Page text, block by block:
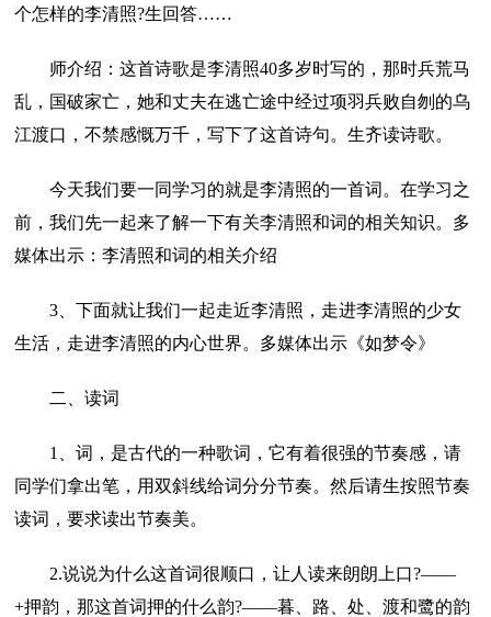
个怎样的李清照?生回答……
师介绍：这首诗歌是李清照40多岁时写的，那时兵荒马
乱，国破家亡，她和丈夫在逃亡途中经过项羽兵败自刎的乌
江渡口，不禁感慨万千，写下了这首诗句。生齐读诗歌。
今天我们要一同学习的就是李清照的一首词。在学习之
前，我们先一起来了解一下有关李清照和词的相关知识。多
媒体出示：李清照和词的相关介绍
3、下面就让我们一起走近李清照，走进李清照的少女
生活，走进李清照的内心世界。多媒体出示《如梦令》
二、读词
1、词，是古代的一种歌词，它有着很强的节奏感，请
同学们拿出笔，用双斜线给词分分节奏。然后请生按照节奏
读词，要求读出节奏美。
2.说说为什么这首词很顺口，让人读来朗朗上口?——
+押韵，那这首词押的什么韵?——暮、路、处、渡和鹭的韵